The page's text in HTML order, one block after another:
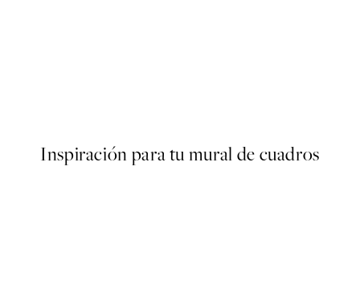
Inspiración para tu mural de cuadros